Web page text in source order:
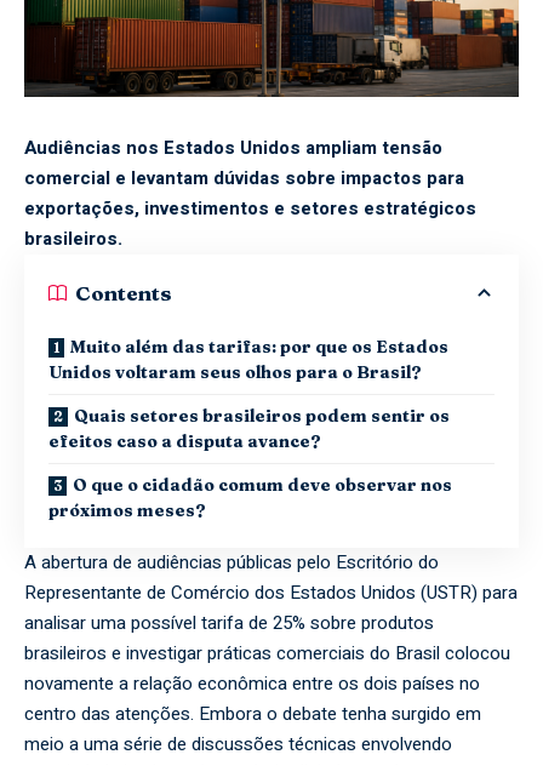
Audiências nos Estados Unidos ampliam tensão
comercial e levantam dúvidas sobre impactos para
exportações, investimentos e setores estratégicos
brasileiros.
Contents
Muito além das tarifas: por que os Estados
Unidos voltaram seus olhos para o Brasil?
Quais setores brasileiros podem sentir os
efeitos caso a disputa avance?
O que o cidadão comum deve observar nos
próximos meses?
A abertura de audiências públicas pelo Escritório do
Representante de Comércio dos Estados Unidos (USTR) para
analisar uma possível tarifa de 25% sobre produtos
brasileiros e investigar práticas comerciais do Brasil colocou
novamente a relação econômica entre os dois países no
centro das atenções. Embora o debate tenha surgido em
meio a uma série de discussões técnicas envolvendo